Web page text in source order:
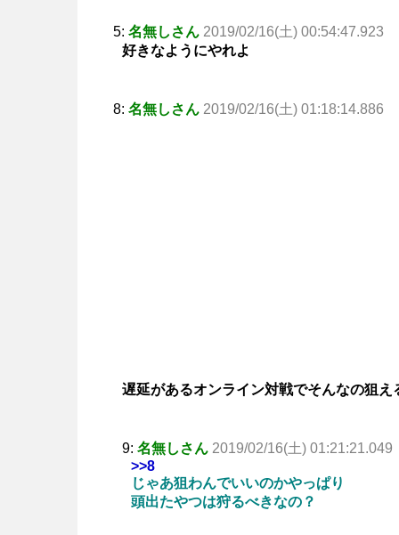
5: 名無しさん 2019/02/16(土) 00:54:47.923
好きなようにやれよ
8: 名無しさん 2019/02/16(土) 01:18:14.886
遅延があるオンライン対戦でそんなの狙え
9: 名無しさん 2019/02/16(土) 01:21:21.049
>>8
じゃあ狙わんでいいのかやっぱり
頭出たやつは狩るべきなの？